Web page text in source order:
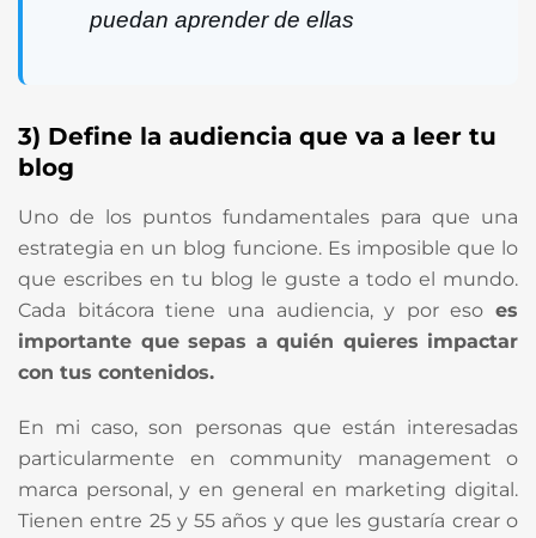
puedan aprender de ellas
3) Define la audiencia que va a leer tu
blog
Uno de los puntos fundamentales para que una
estrategia en un blog funcione. Es imposible que lo
que escribes en tu blog le guste a todo el mundo.
Cada bitácora tiene una audiencia, y por eso es
importante que sepas a quién quieres impactar
con tus contenidos.
En mi caso, son personas que están interesadas
particularmente en community management o
marca personal, y en general en marketing digital.
Tienen entre 25 y 55 años y que les gustaría crear o